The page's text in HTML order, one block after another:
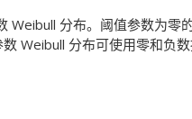
Weibull 分布。阈值参数为零
Weibull 分布可使用零和负